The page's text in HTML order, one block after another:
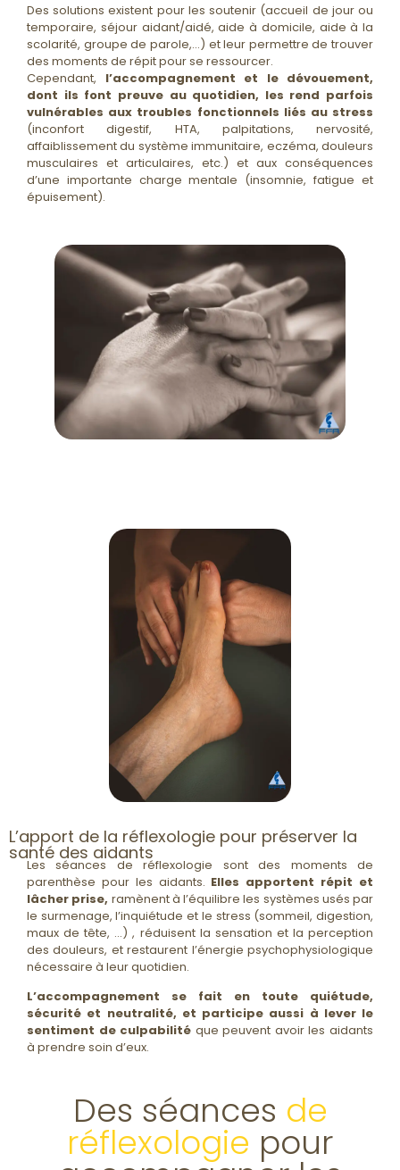
Des solutions existent pour les soutenir (accueil de jour ou
temporaire, séjour aidant/aidé, aide à domicile, aide à la
scolarité, groupe de parole,…) et leur permettre de trouver
des moments de répit pour se ressourcer.
Cependant, l’accompagnement et le dévouement,
dont ils font preuve au quotidien, les rend parfois
vulnérables aux troubles fonctionnels liés au stress
(inconfort digestif, HTA, palpitations, nervosité,
affaiblissement du système immunitaire, eczéma, douleurs
musculaires et articulaires, etc.) et aux conséquences
d’une importante charge mentale (insomnie, fatigue et
épuisement).
L’apport de la réflexologie pour préserver la
santé des aidants
Les séances de réflexologie sont des moments de
parenthèse pour les aidants. Elles apportent répit et
lâcher prise, ramènent à l’équilibre les systèmes usés par
le surmenage, l’inquiétude et le stress (sommeil, digestion,
maux de tête, …) , réduisent la sensation et la perception
des douleurs, et restaurent l’énergie psychophysiologique
nécessaire à leur quotidien.
L’accompagnement se fait en toute
quiétude,
sécurité et neutralité, et participe aussi à lever le
sentiment de culpabilité que peuvent avoir les aidants
à prendre soin d’eux.
Des séances de
réflexologie pour